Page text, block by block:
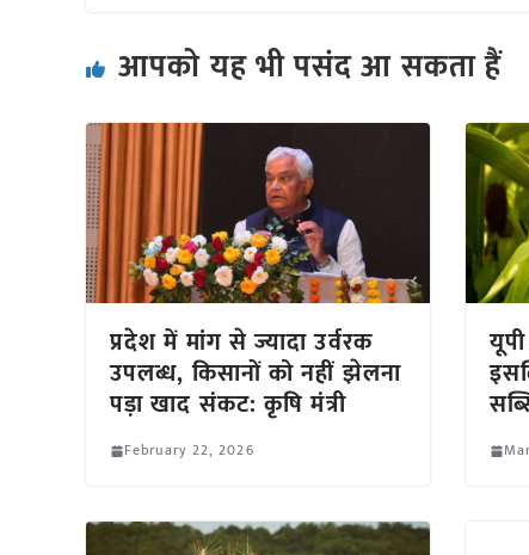
आपको यह भी पसंद आ सकता हैं
प्रदेश में मांग से ज्यादा उर्वरक
उपलब्ध, किसानों को नहीं झेलना
पड़ा खाद संकट: कृषि मंत्री
February 22, 2026